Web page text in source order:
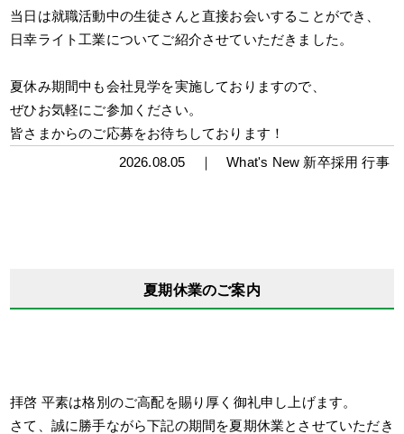
当日は就職活動中の生徒さんと直接お会いすることができ、
日幸ライト工業についてご紹介させていただきました。
夏休み期間中も会社見学を実施しておりますので、
ぜひお気軽にご参加ください。
皆さまからのご応募をお待ちしております！
2026.08.05 ｜What's New 新卒採用 行事
夏期休業のご案内
拝啓 平素は格別のご高配を賜り厚く御礼申し上げます。
さて、誠に勝手ながら下記の期間を夏期休業とさせていただき